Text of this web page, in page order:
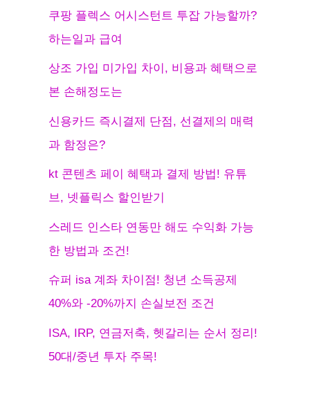
쿠팡 플렉스 어시스턴트 투잡 가능할까?
하는일과 급여
상조 가입 미가입 차이, 비용과 혜택으로
본 손해정도는
신용카드 즉시결제 단점, 선결제의 매력
과 함정은?
kt 콘텐츠 페이 혜택과 결제 방법! 유튜
브, 넷플릭스 할인받기
스레드 인스타 연동만 해도 수익화 가능
한 방법과 조건!
슈퍼 isa 계좌 차이점! 청년 소득공제
40%와 -20%까지 손실보전 조건
ISA, IRP, 연금저축, 헷갈리는 순서 정리!
50대/중년 투자 주목!